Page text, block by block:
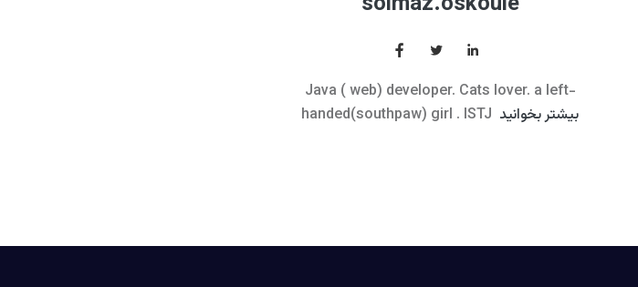
Java ( web) developer. Cats lover. a left-
handed(southpaw) girl . ISTJ بیشتر بخوانید